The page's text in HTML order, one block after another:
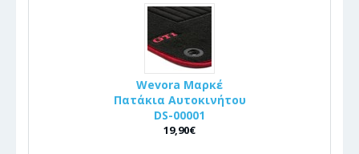
Wevora Μαρκέ
Πατάκια Αυτοκινήτου
DS-00001
19,90€